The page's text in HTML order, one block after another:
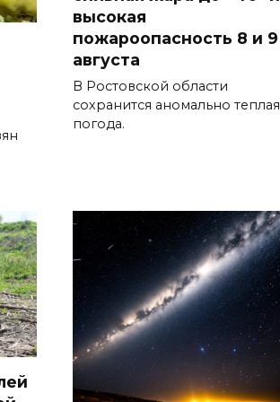
07 августа 2026 19:19
В Таганроге из-за аварии
отключили свет на четырех
улицах
2000 жителей бесплатно
осваивают новые профессии
07 августа 2026 18:38
Бесплатные путевки для 17
тысяч детей: в Ростовской
области продолжается
оздоровительная кампания
высокая
пожароопасность 8 и 9
августа
В Ростовской области
сохранится аномально теплая
погода.